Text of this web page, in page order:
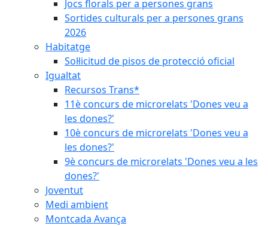
Jocs florals per a persones grans
Sortides culturals per a persones grans
2026
Habitatge
Sol·licitud de pisos de protecció oficial
Igualtat
Recursos Trans*
11è concurs de microrelats 'Dones veu a
les dones?'
10è concurs de microrelats 'Dones veu a
les dones?'
9è concurs de microrelats 'Dones veu a les
dones?'
Joventut
Medi ambient
Montcada Avança